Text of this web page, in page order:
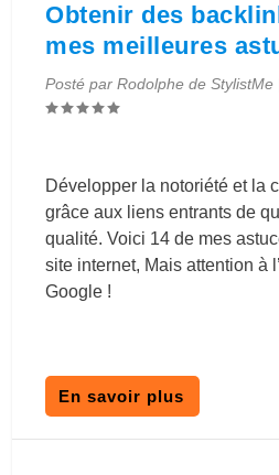
Obtenir des
mes meilleures
Posté parRodolphe de StylistMe
Développer la notoriété et la
grâce aux liens entrants de
qualité. Voici 14 de mes
site internet, Mais attention à
Google !
En savoir plus